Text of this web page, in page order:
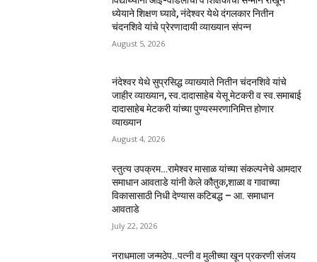
ध्येयाने शिक्षण घ्यावे, नंदेश्वर येथे दंगलकार नितीन
चंदनशिवे यांचे प्रेरणादायी व्याख्यान संपन्न
August 5, 2026
नंदेश्वर येथे सुप्रसिद्ध व्याख्याते नितीन चंदनशिवे यांचे
जाहीर व्याख्यान, स्व.दादासाहेब येसू मेटकरी व स्व.समाबाई
दादासाहेब मेटकरी यांच्या पुण्यस्मरणानिमित्त होणार
व्याख्यान
August 4, 2026
स्तुत्य उपक्रम…रामेश्वर मासाळ यांच्या संकल्पनेचे आमदार
समाधान आवताडे यांनी केले कौतुक,शाळा व गावाच्या
विकासासाठी निधी देण्यास कटिबद्ध – आ. समाधान
आवताडे
July 22, 2026
नराधमाला जन्मठेप..पत्नी व मुलीच्या खून प्रकरणी संजय